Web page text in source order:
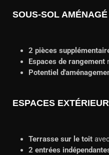
SOUS-SOL AMÉNAGÉ
2 pièces
Espaces de rangement
Potentiel
ESPACES
Terrasse sur le toit
2 entrées